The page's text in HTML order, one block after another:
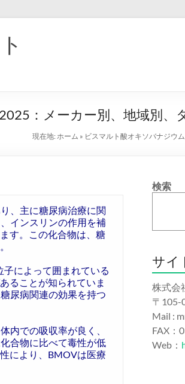
：メーカー別、地域別、
現在地: ホーム » ビスマルト酸オキソバナジウ
、主に糖尿病治療に関
インスリンの作用を補
す。この化合物は、糖
によって囲まれている
ることが知られていま
尿病関連の効果を持つ
内での吸収率が良く、
合物に比べて毒性が低
により、BMOVは医療
検索
サイ
株式会
〒105-
Mail :
FAX：
Web：